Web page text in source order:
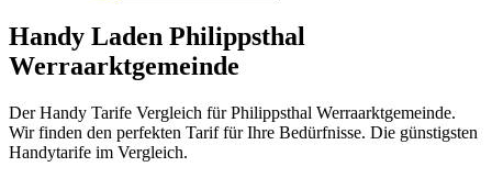
Handy Laden Philippsthal
Werraarktgemeinde
Der Handy Tarife Vergleich für Philippsthal Werraarktgemeinde.
Wir finden den perfekten Tarif für Ihre Bedürfnisse. Die günstigsten
Handytarife im Vergleich.